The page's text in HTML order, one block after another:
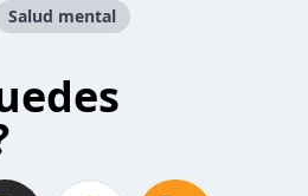
Salud mental